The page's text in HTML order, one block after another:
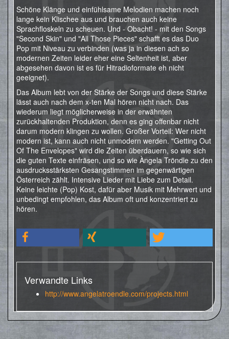
Schöne Klänge und einfühlsame Melodien machen noch
lange kein Klischee aus und brauchen auch keine
Sprachfloskeln zu scheuen. Und - Obacht! - mit den Songs
"Second Skin" und "All Those Pieces" schafft es das Duo
Pop mit Niveau zu verbinden (was ja in diesen ach so
modernen Zeiten leider eher eine Seltenheit ist, aber
abgesehen davon ist es für Hitradioformate eh nicht
geeignet).
Das Album lebt von der Stärke der Songs und diese Stärke
lässt auch nach dem x-ten Mal hören nicht nach. Das
wiederum liegt möglicherweise in der erwähnten
zurückhaltenden Produktion, denn es ging offenbar nicht
darum modern klingen zu wollen. Großer Vorteil: Wer nicht
modern ist, kann auch nicht unmodern werden. "Getting Out
Of The Envelopes" wird die Zeiten überdauern, so wie sich
die guten Texte einfräsen, und so wie Àngela Tröndle zu den
ausdrucksstärksten Gesangstimmen im gegenwärtigen
Österreich zählt. Intensive Lieder mit Liebe zum Detail.
Keine leichte (Pop) Kost, dafür aber Musik mit Mehrwert und
unbedingt empfohlen, das Album oft und konzentriert zu
hören.
Verwandte Links
http://www.angelatroendle.com/projects.html